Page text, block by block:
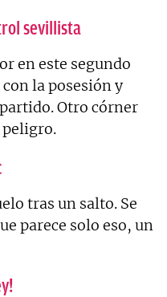
sevillista
en este segundo
la posesión y
Otro córner
tras un salto. Se
parece solo eso, un